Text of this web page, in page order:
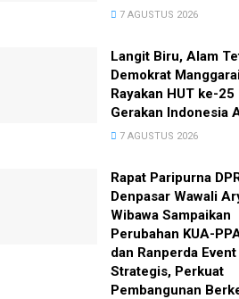
7 AGUSTUS 2026
Langit Biru, Alam
Demokrat
Rayakan HUT ke-25
Gerakan Indonesia
7 AGUSTUS 2026
Rapat Paripurna
Denpasar Wawali
Wibawa Sampaikan
Perubahan KUA-
dan Ranperda Event
Strategis, Perkuat
Pembangunan